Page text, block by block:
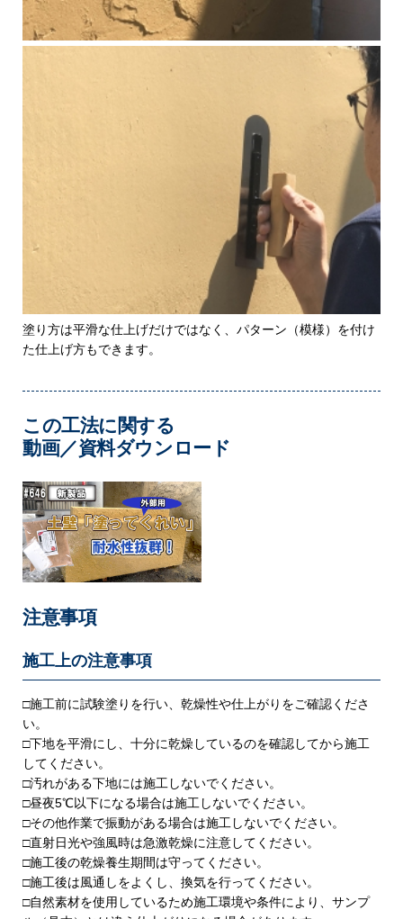
塗り方は平滑な仕上げだけではなく、パターン（模様）を付け
た仕上げ方もできます。
この工法に関する
動画／資料ダウンロード
注意事項
施工上の注意事項
□施工前に試験塗りを行い、乾燥性や仕上がりをご確認くださ
い。
□下地を平滑にし、十分に乾燥しているのを確認してから施工
してください。
□汚れがある下地には施工しないでください。
□昼夜5℃以下になる場合は施工しないでください。
□その他作業で振動がある場合は施工しないでください。
□直射日光や強風時は急激乾燥に注意してください。
□施工後の乾燥養生期間は守ってください。
□施工後は風通しをよくし、換気を行ってください。
□自然素材を使用しているため施工環境や条件により、サンプ